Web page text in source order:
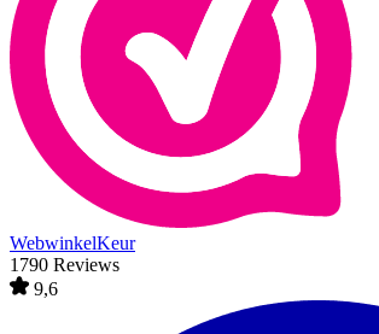
WebwinkelKeur
1790 Reviews
9,6